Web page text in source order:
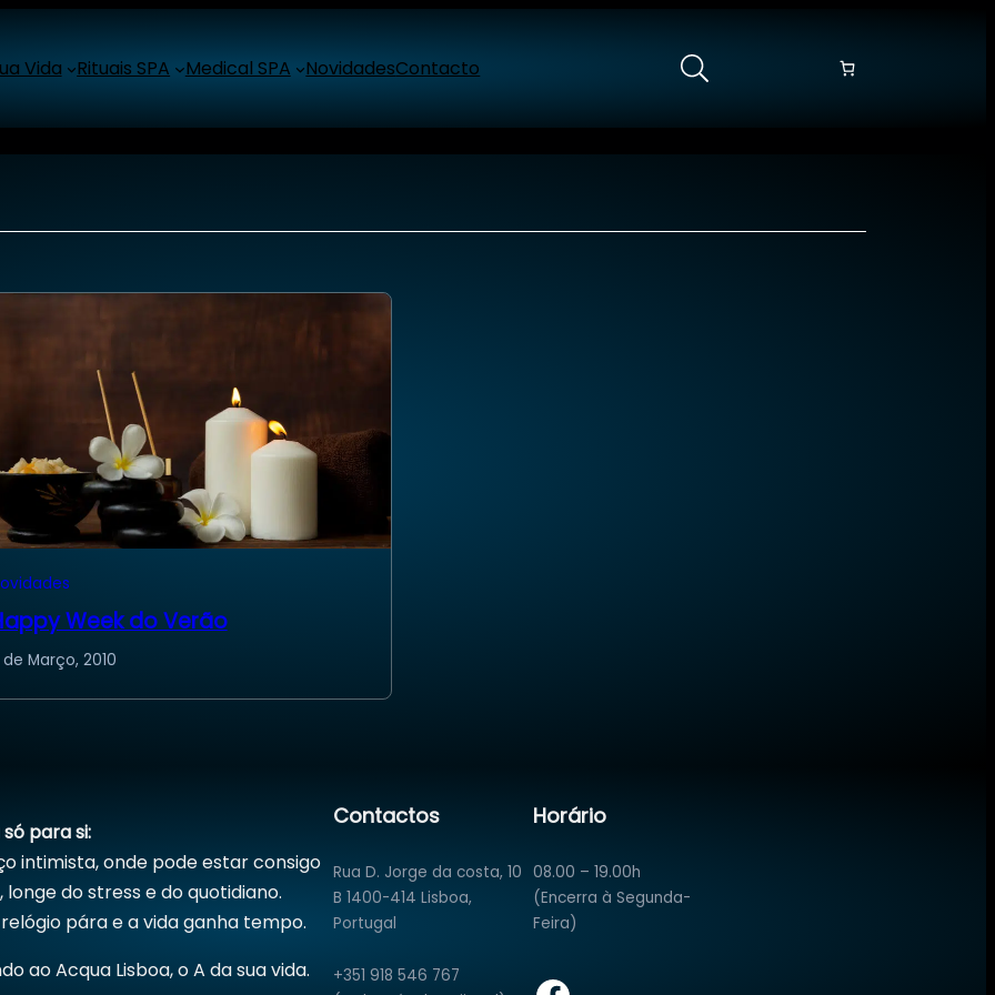
Vida Rituais SPA Medical SPA NovidadesContacto
Week do Verão
de Março, 2010
para si:
intimista, onde pode estar consigo
longe do stress e do quotidiano.
pára e a vida ganha tempo.
ao Acqua Lisboa, o A da sua vida.
Contactos
Rua D. Jorge da costa, 10
B 1400-414 Lisboa,
Portugal
+351 918 546 767
Horário
08.00 – 19.00h
(Encerra à Segunda-
Feira)